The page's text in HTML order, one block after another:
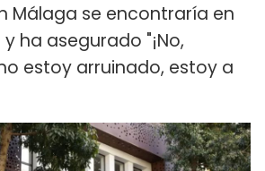
Málaga se encontraría en
ha asegurado "¡No,
estoy arruinado, estoy a